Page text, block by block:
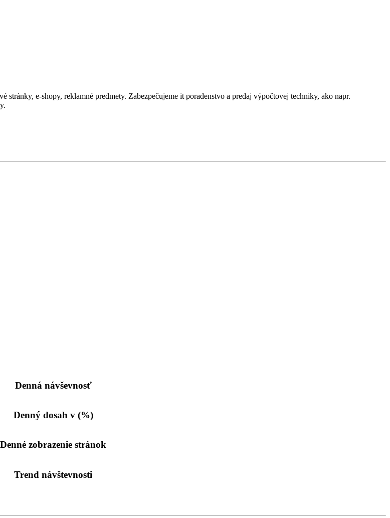
stránky, e-shopy, reklamné predmety. Zabezpečujeme it poradenstvo a predaj výpočtovej techniky, ako napr.
Denná návševnosť
Denný dosah v (%)
Denné zobrazenie stránok
Trend návštevnosti